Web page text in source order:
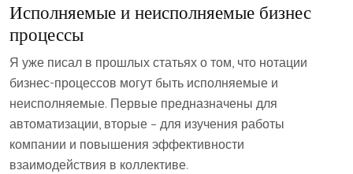
Исполняемые и неисполняемые бизнес
процессы
Я уже писал в прошлых статьях о том, что нотации
бизнес-процессов могут быть исполняемые и
неисполняемые. Первые предназначены для
автоматизации, вторые – для изучения работы
компании и повышения эффективности
взаимодействия в коллективе.